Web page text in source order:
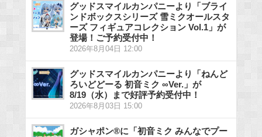
グッドスマイルカンパニーより「ブライ
ンドボックスシリーズ 雪ミクオールスタ
ーズ フィギュアコレクション Vol.1」が
登場！ご予約受付中！
2026年8月04日 12:00
グッドスマイルカンパニーより「ねんど
ろいどどーる 初音ミク ∞Ver.」が
8/19（水）まで好評予約受付中！
2026年8月03日 15:00
ガシャポン®に「初音ミク みんなでプー